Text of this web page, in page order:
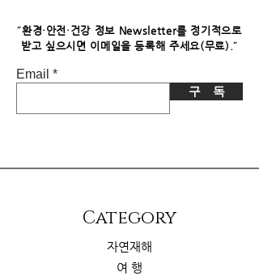
없습니다.
"환경·안전·건강 정보 Newsletter를 정기적으로
받고 싶으시면​ 이메일을 등록해 주세요(무료)."
Email
구 독
​Category
자연재해
여 행